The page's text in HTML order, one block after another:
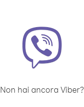
Non hai ancora Viber?